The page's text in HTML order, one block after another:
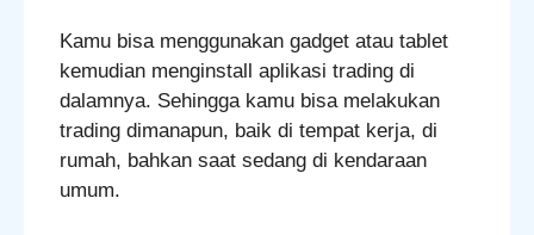
Kamu bisa menggunakan gadget atau tablet
kemudian menginstall aplikasi trading di
dalamnya. Sehingga kamu bisa melakukan
trading dimanapun, baik di tempat kerja, di
rumah, bahkan saat sedang di kendaraan
umum.